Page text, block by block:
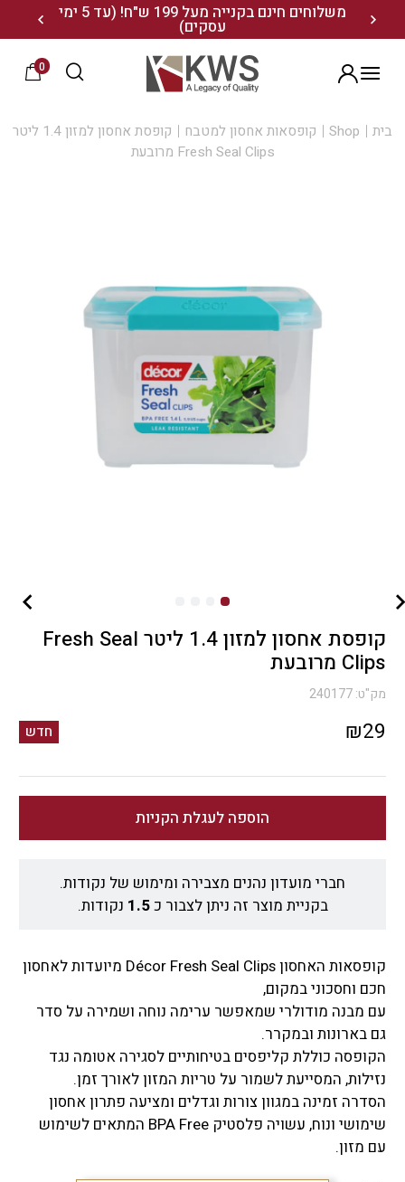
משלוחים חינם בקנייה מעל 199 ש"ח! (עד 5 ימי
עסקים) 20% הנחה על מגוון התיקים השוויצריים לחצו כאן>>
0
בית Shop קופסאות אחסון למטבח
קופסת אחסון למזון 1.4 ליטר
Fresh Seal Clips מרובעת
קופסת אחסון למזון 1.4 ליטר Fresh Seal
Clips מרובעת
מק"ט:240177
₪29 חדש
הוספה לעגלת הקניות
חברי מועדון נהנים מצבירה ומימוש של נקודות.
בקניית מוצר זה ניתן לצבור כ1.5 נקודות.
קופסאות האחסון Décor Fresh Seal Clips מיועדות לאחסון
חכם וחסכוני במקום,
עם מבנה מודולרי שמאפשר ערימה נוחה ושמירה על סדר
גם בארונות ובמקרר.
הקופסה כוללת קליפסים בטיחותיים לסגירה אטומה נגד
נזילות, המסייעת לשמור על טריות המזון לאורך זמן.
הסדרה זמינה במגוון צורות וגדלים ומציעה פתרון אחסון
שימושי ונוח, עשויה פלסטיק BPA Free המתאים לשימוש
עם מזון.